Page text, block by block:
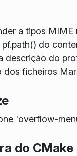
a tipos
pf.path() do
descrição do
dos ficheiros
'overflow-
do CMake